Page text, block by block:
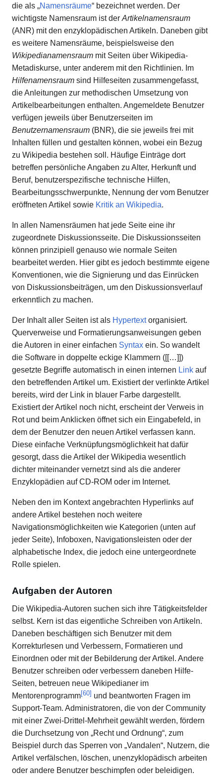
die als „Namensräume“ bezeichnet werden. Der
wichtigste Namensraum ist derArtikelnamensraum
(ANR) mit den enzyklopädischen Artikeln. Daneben gibt
es weitere Namensräume, beispielsweise den
Wikipedianamensraum mit Seiten über Wikipedia-
Metadiskurse, unter anderem mit den Richtlinien. Im
Hilfenamensraum sind Hilfeseiten zusammengefasst,
die Anleitungen zur methodischen Umsetzung von
Artikelbearbeitungen enthalten. Angemeldete Benutzer
verfügen jeweils über Benutzerseiten im
Benutzernamensraum (BNR), die sie jeweils frei mit
Inhalten füllen und gestalten können, wobei ein Bezug
zu Wikipedia bestehen soll. Häufige Einträge dort
betreffen persönliche Angaben zu Alter, Herkunft und
Beruf, benutzerspezifische technische Hilfen,
Bearbeitungsschwerpunkte, Nennung der vom Benutzer
eröffneten Artikel sowie Kritik an Wikipedia.
In allen Namensräumen hat jede Seite eine ihr
zugeordnete Diskussionsseite. Die Diskussionsseiten
können prinzipiell genauso wie normale Seiten
bearbeitet werden. Hier gibt es jedoch bestimmte eigene
Konventionen, wie die Signierung und das Einrücken
von Diskussionsbeiträgen, um den Diskussionsverlauf
erkenntlich zu machen.
Der Inhalt aller Seiten ist als Hypertextorganisiert.
Querverweise und Formatierungsanweisungen geben
die Autoren in einer einfachen Syntax ein. So wandelt
die Software in doppelte eckige Klammern ([[…]])
gesetzte Begriffe automatisch in einen internen Link auf
den betreffenden Artikel um. Existiert der verlinkte Artikel
bereits, wird der Link in blauer Farbe dargestellt.
Existiert der Artikel noch nicht, erscheint der Verweis in
Rot und beim Anklicken öffnet sich ein Eingabefeld, in
dem der Benutzer den neuen Artikel verfassen kann.
Diese einfache Verknüpfungsmöglichkeit hat dafür
gesorgt, dass die Artikel der Wikipedia wesentlich
dichter miteinander vernetzt sind als die anderer
Enzyklopädien auf CD-ROM oder im Internet.
Neben den im Kontext angebrachten Hyperlinks auf
andere Artikel bestehen noch weitere
Navigationsmöglichkeiten wie Kategorien (unten auf
jeder Seite), Infoboxen, Navigationsleisten oder der
alphabetische Index, die jedoch eine untergeordnete
Rolle spielen.
Aufgaben der Autoren
Die Wikipedia-Autoren suchen sich ihre Tätigkeitsfelder
selbst. Kern ist das eigentliche Schreiben von Artikeln.
Daneben beschäftigen sich Benutzer mit dem
Korrekturlesen und Verbessern, Formatieren und
Einordnen oder mit der Bebilderung der Artikel. Andere
Benutzer schreiben oder verbessern daneben Hilfe-
Seiten, betreuen neue Wikipedianer im
Mentorenprogramm[60] und beantworten Fragen im
Support-Team. Administratoren, die von der Community
mit einer Zwei-Drittel-Mehrheit gewählt werden, fördern
die Durchsetzung von „Recht und Ordnung“, zum
Beispiel durch das Sperren von „Vandalen“, Nutzern, die
Artikel verfälschen, löschen, unenzyklopädisch arbeiten
oder andere Benutzer beschimpfen oder beleidigen.